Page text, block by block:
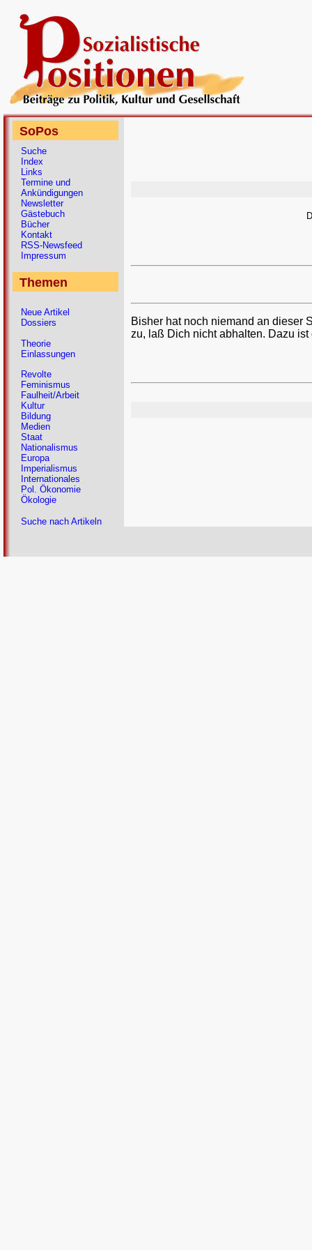
Bisher hat noch niemand an dieser
zu, laß Dich nicht abhalten. Dazu
SoPos
Suche
Index
Links
Termine und
Ankündigungen
Newsletter
Gästebuch
Bücher
Kontakt
RSS-Newsfeed
Impressum
Themen
Neue Artikel
Dossiers
Theorie
Einlassungen
Revolte
Feminismus
Faulheit/Arbeit
Kultur
Bildung
Medien
Staat
Nationalismus
Europa
Imperialismus
Internationales
Pol. Ökonomie
Ökologie
Suche nach Artikeln